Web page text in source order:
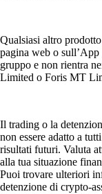
Qualsiasi altro
pagina web o sull’App
gruppo e non rientra
Limited o Foris MT
Il trading o la
non essere adatto a
risultati futuri. Valuta
alla tua situazione
Puoi trovare ulteriori
detenzione di crypto-